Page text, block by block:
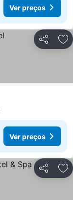
Ver preços
Partilhar
Ver preços
Partilhar